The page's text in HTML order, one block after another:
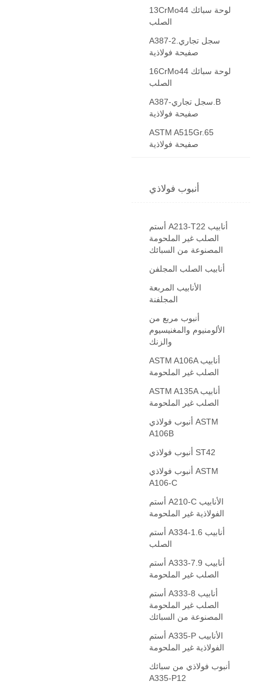
13CrMo44 لوحة سبائك
الصلب
A387-سجل تجاري.2
صفيحة فولاذية
16CrMo44 لوحة سبائك
الصلب
A387-سجل تجاري.B
صفيحة فولاذية
ASTM A515Gr.65
صفيحة فولاذية
أنبوب فولاذي
أستم A213-T22 أنابيب
الصلب غير الملحومة
المصنوعة من السبائك
أنابيب الصلب المجلفن
الأنابيب المربعة
المجلفنة
أنبوب مربع من
الألومنيوم والمغنيسيوم
والزنك
ASTM A106A أنابيب
الصلب غير الملحومة
ASTM A135A أنابيب
الصلب غير الملحومة
أنبوب فولاذي ASTM
A106B
أنبوب فولاذي ST42
أنبوب فولاذي ASTM
A106-C
أستم A210-C الأنابيب
الفولاذية غير الملحومة
أستم A334-1.6 أنابيب
الصلب
أستم A333-7.9 أنابيب
الصلب غير الملحومة
أستم A333-8 أنابيب
الصلب غير الملحومة
المصنوعة من السبائك
أستم A335-P الأنابيب
الفولاذية غير الملحومة
أنبوب فولاذي من سبائك
A335-P12